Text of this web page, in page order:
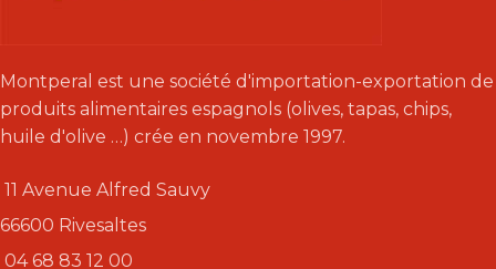
Montperal est une société d'importation-exportation de
produits alimentaires espagnols (olives, tapas, chips,
huile d'olive …) crée en novembre 1997.
11 Avenue Alfred Sauvy
66600 Rivesaltes
04 68 83 12 00